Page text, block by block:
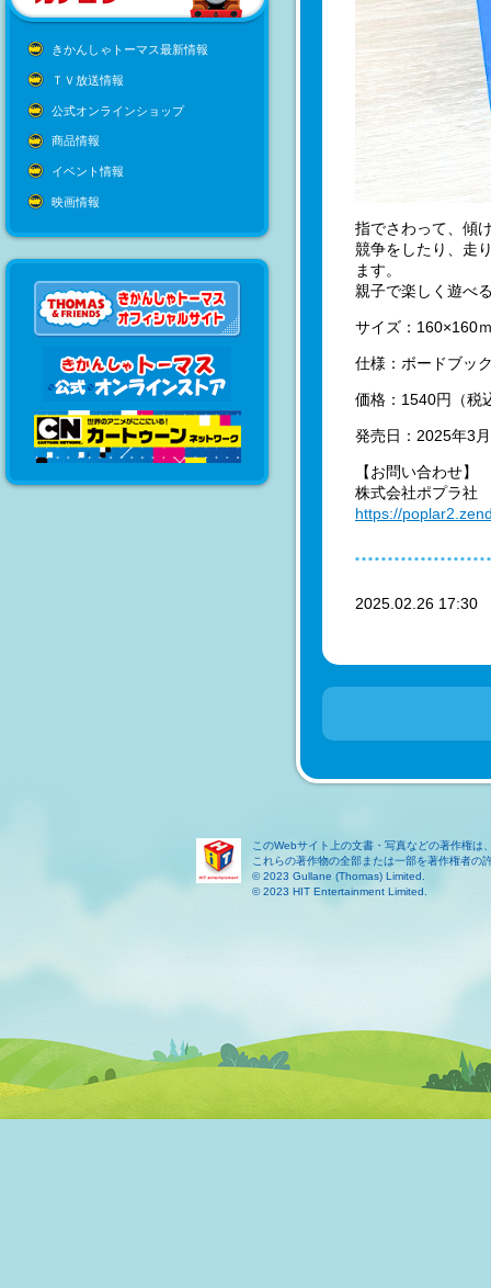
きかんしゃトーマス最新情報
ＴＶ放送情報
公式オンラインショップ
商品情報
イベント情報
映画情報
指でさわって、傾
競争をしたり、走
ます。
親子で楽しく遊べ
サイズ：160×160
仕様：ボードブッ
価格：1540円（税
発売日：2025年3
【お問い合わせ】
株式会社ポプラ社
https://
2025.02.26
このWebサイト上の文書・写真などの著作権
これらの著作物の全部または一部を著作権者の
© 2023 Gullane (Thomas) Limited.
© 2023 HIT Entertainment Limited.